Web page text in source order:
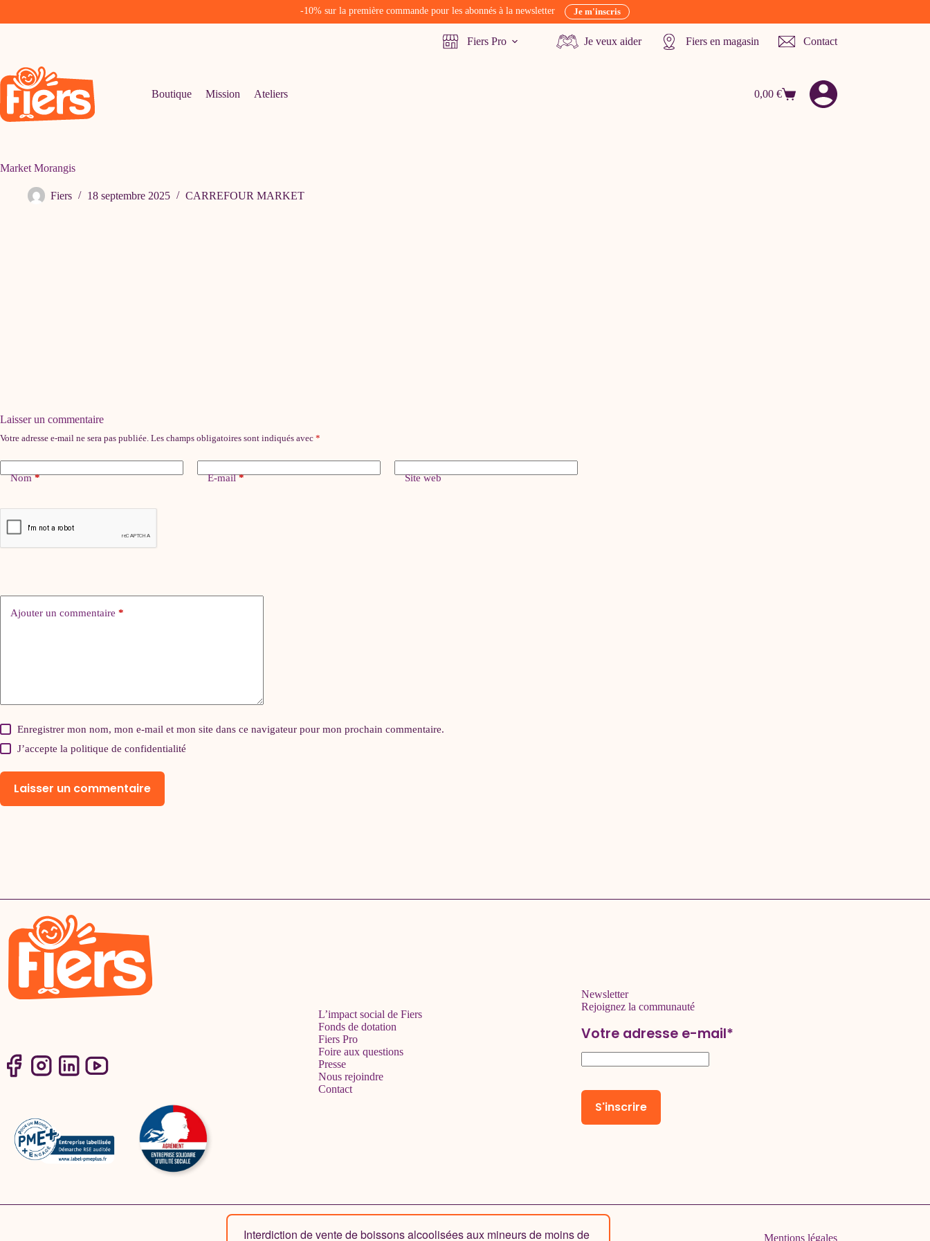
-10% sur la première commande pour les abonnés à la newsletter Je m'inscris
Fiers Pro Je veux aider Fiers en magasin Contact
Boutique Mission Ateliers
Panier
0,00 €
Market Morangis
Fiers 18 septembre 2025 CARREFOUR MARKET
Laisser un commentaire
Votre adresse e-mail ne sera pas publiée. Les champs obligatoires sont indiqués avec *
Nom* E-mail* Site web
Ajouter un commentaire *
Enregistrer mon nom, mon e-mail et mon site dans ce navigateur pour mon prochain commentaire.
J’accepte lapolitique de confidentialité
Laisser un commentaire
L’impact social de Fiers
Fonds de dotation
Fiers Pro
Foire aux questions
Presse
Nous rejoindre
Contact
Newsletter
Rejoignez la communauté
Votre adresse e-mail*
Interdiction de vente de boissons alcoolisées aux mineurs de moins de Mentions légales